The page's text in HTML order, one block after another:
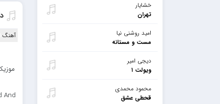
خشایار
تهران
امید روشنی نیا
مست و مستانه
دیجی امیر
ویولت ۱
محمود محمدی
قحطی عشق
آهنگ
And